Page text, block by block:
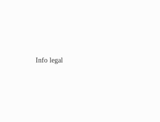
Info legal